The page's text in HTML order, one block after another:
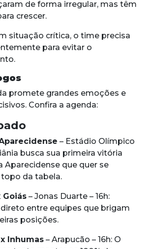
de forma irregular, mas têm
crescer.
situação crítica, o time precisa
para evitar o
promete grandes emoções e
Confira a agenda:
– Estádio Olímpico
busca sua primeira vitória
Aparecidense que quer se
da tabela.
Goiás – Jonas Duarte – 16h:
entre equipes que brigam
posições.
Inhumas – Arapucão – 16h: O